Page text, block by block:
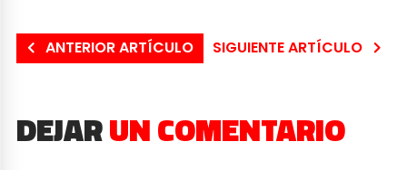
ANTERIOR ARTÍCULO SIGUIENTE ARTÍCULO
DEJARUN COMENTARIO